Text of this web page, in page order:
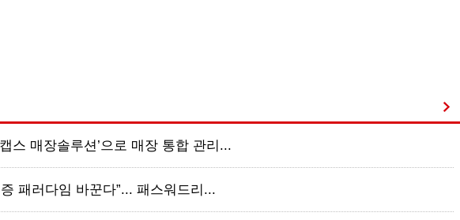
스 매장솔루션’으로 매장 통합 관리...
패러다임 바꾼다”... 패스워드리...